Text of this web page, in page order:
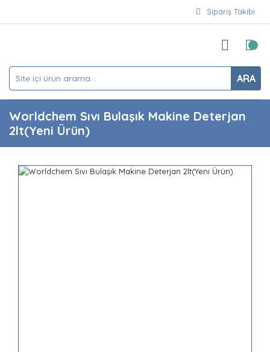
Sipariş Takibi
ARA
Worldchem Sıvı Bulaşık Makine Deterjan
2lt(Yeni Ürün)